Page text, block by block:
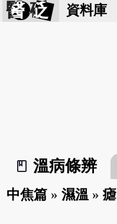
醫 砭 資料庫
book_2
溫病條辨
中焦篇 »濕溫 »瘧